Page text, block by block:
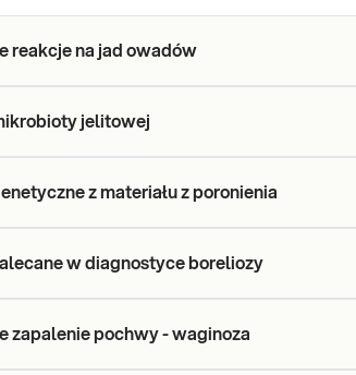
reakcje na jad owadów
jelitowej
z materiału z poronienia
w diagnostyce boreliozy
zapalenie pochwy - waginoza